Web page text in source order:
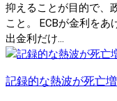
抑えることが目的で、
こと。 ECBが金利を
出金利だけ...
記録的な熱波が死亡